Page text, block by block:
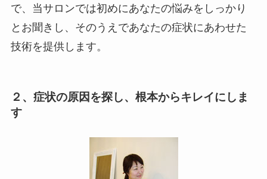
で、当サロンでは初めにあなたの悩みをしっかり
とお聞きし、そのうえであなたの症状にあわせた
技術を提供します。
２、症状の原因を探し、根本からキレイにしま
す